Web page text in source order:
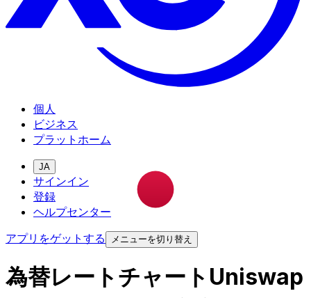
個人
ビジネス
プラットホーム
JA
サインイン
登録
ヘルプセンター
アプリをゲットする
メニューを切り替え
為替レートチャートUniswap